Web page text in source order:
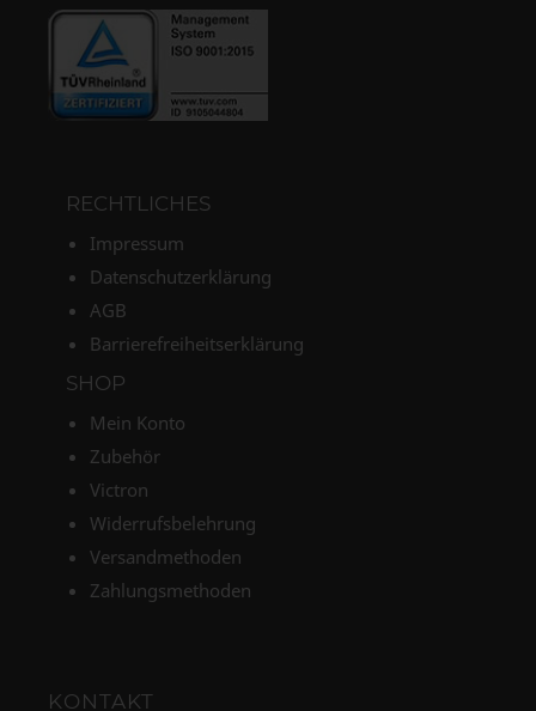
RECHTLICHES
Impressum
Datenschutzerklärung
AGB
Barrierefreiheitserklärung
SHOP
Mein Konto
Zubehör
Victron
Widerrufsbelehrung
Versandmethoden
Zahlungsmethoden
KONTAKT